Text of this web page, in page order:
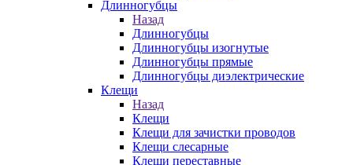
Длинногубцы
Назад
Длинногубцы
Длинногубцы изогнутые
Длинногубцы прямые
Длинногубцы диэлектрические
Клещи
Назад
Клещи
Клещи для зачистки проводов
Клещи слесарные
Клещи переставные